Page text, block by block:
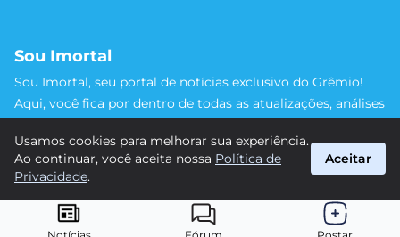
Sou Imortal
Sou Imortal, seu portal de notícias exclusivo do Grêmio!
Aqui, você fica por dentro de todas as atualizações, análises
detalhe da trajetória do nosso time rumo às vitórias!
#Grêmio #SouImortal
© 2026 Sou Imortal. Todos os direitos reservados.
Usamos cookies para melhorar sua experiência.
Ao continuar, você aceita nossa Política de
Privacidade.
Aceitar